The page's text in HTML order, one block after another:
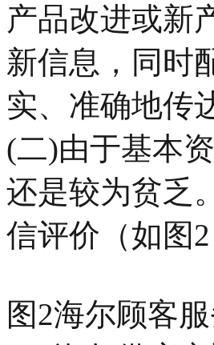
产品改进或新
新信息，同时
实、准确地传
(二)由于基本
还是较为贫乏
信评价（如图
图2海尔顾客